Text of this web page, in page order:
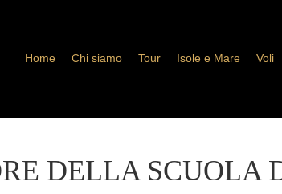
Home Chi siamo Tour Isole e Mare Voli
DELLA SCUOLA